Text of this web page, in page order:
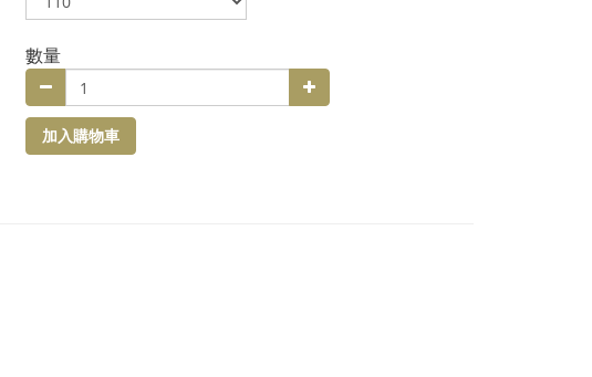
數量
加入購物車